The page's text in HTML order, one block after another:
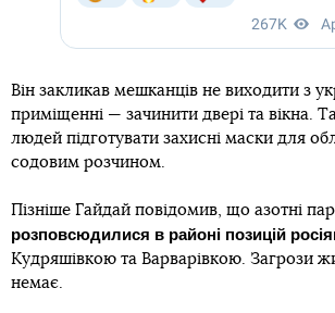
Він закликав мешканців не виходити з
приміщенні — зачинити двері та вікна.
людей підготувати захисні маски для
содовим розчином.
Пізніше Гайдай повідомив, що азотні
розповсюдилися в районі позицій
Кудряшівкою та Варварівкою. Загрози
немає.